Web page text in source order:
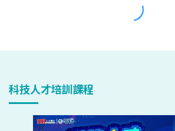
科技人才培訓課程